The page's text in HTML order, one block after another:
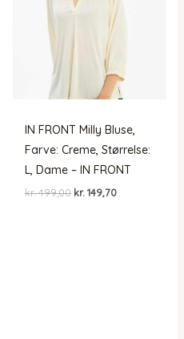
IN FRONT Milly Bluse,
Farve: Creme, Størrelse:
L, Dame – IN FRONT
kr.499,00 Den
kr. 149,70Den